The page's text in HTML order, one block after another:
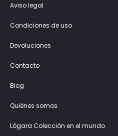
Aviso legal
Condiciones de uso
Devoluciones
Contacto
Blog
Quiénes somos
Lógara Colección en el mundo